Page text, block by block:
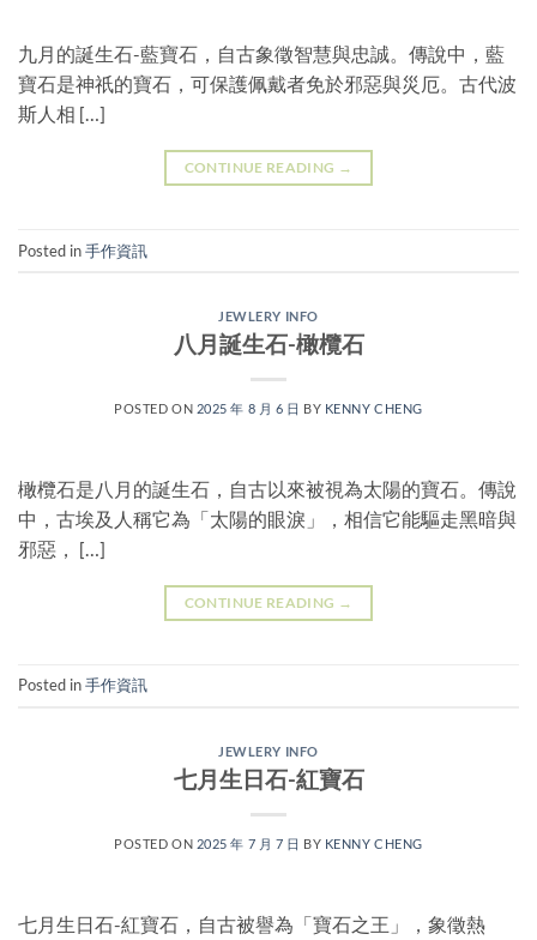
九月的誕生石-藍寶石，自古象徵智慧與忠誠。傳說中，藍
寶石是神祇的寶石，可保護佩戴者免於邪惡與災厄。古代波
斯人相 […]
CONTINUE READING →
Posted in手作資訊
JEWLERY INFO
八月誕生石-橄欖石
POSTED ON 2025 年 8 月 6 日 BY KENNY CHENG
橄欖石是八月的誕生石，自古以來被視為太陽的寶石。傳說
中，古埃及人稱它為「太陽的眼淚」，相信它能驅走黑暗與
邪惡， […]
CONTINUE READING →
Posted in手作資訊
JEWLERY INFO
七月生日石-紅寶石
POSTED ON 2025 年 7 月 7 日 BY KENNY CHENG
七月生日石-紅寶石，自古被譽為「寶石之王」，象徵熱